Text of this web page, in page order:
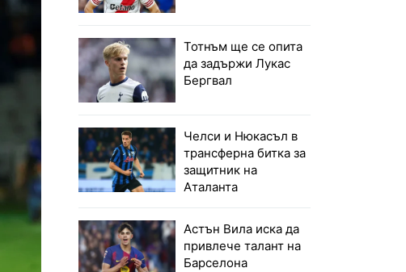
Тотнъм ще се опита
да задържи Лукас
Бергвал
Челси и Нюкасъл в
трансферна битка за
защитник на
Аталанта
Астън Вила иска да
привлече талант на
Барселона